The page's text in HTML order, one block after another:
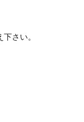
さい。